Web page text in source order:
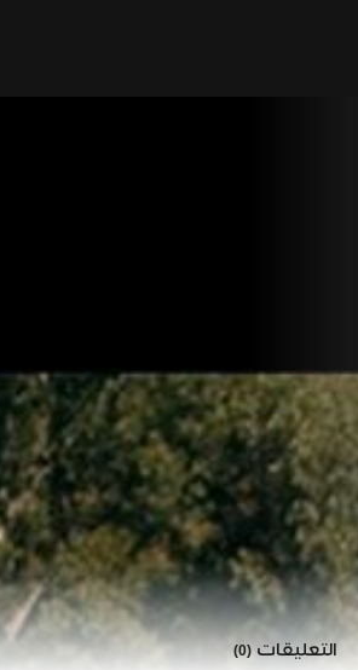
التعليقات(0)